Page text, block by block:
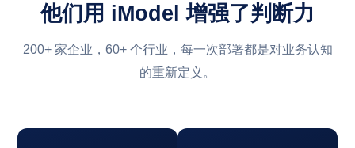
他们用 iModel 增强了判断力
200+ 家企业，60+ 个行业，每一次部署都是对业务认知
的重新定义。